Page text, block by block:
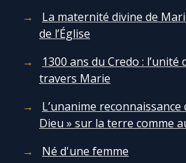
La maternité divine de
de l’Église
1300 ans du Credo : l’unité
travers Marie
L’unanime
Dieu » sur la terre comme
Né d'une femme